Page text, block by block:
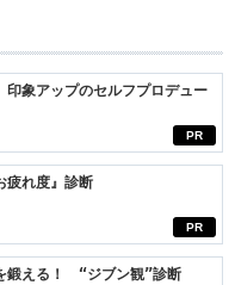
PR
象アップのセルフプロデュー
PR
疲れ度』診断
鍛える！ “ジブン観”診断